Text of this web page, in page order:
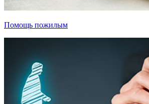
Помощь пожилым